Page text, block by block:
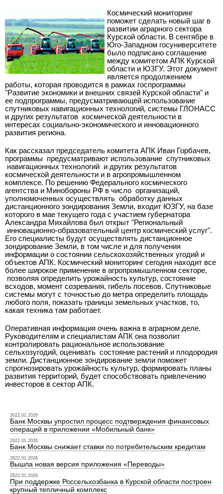
Космический мониторинг
поможет сделать новый шаг в
развитии аграрного сектора
Курской области. В сентябре в
Юго-Западном госуниверситете
было подписано соглашение
между комитетом АПК Курской
области и ЮЗГУ. Этот документ
является продолжением
работы, которая проводится в рамках госпрограммы
"Развитие экономики и внешних связей Курской области" и
ее подпрограммы, предусматривающей использование
спутниковых навигационных технологий, системы ГЛОНАСС
и других результатов космической деятельности в
интересах социально-экономического и инновационного
развития региона.
Как рассказал председатель комитета АПК Иван Горбачев,
программы предусматривают использование спутниковых
навигационных технологий и других результатов
космической деятельности и в агропромышленном
комплексе. По решению Федерального космического
агентства и Минобороны РФ в число организаций,
уполномоченных осуществлять обработку данных
дистанционного зондирования Земли, входит ЮЗГУ, на базе
которого в мае текущего года с участием губернатора
Александра Михайлова был открыт "Региональный
инновационно-образовательный центр космический услуг".
Его специалисты будут осуществлять дистанционное
зондирование Земли, в том числе и для получения
информации о состоянии сельскохозяйственных угодий и
объектов АПК. Космический мониторинг сегодня находит все
более широкое применение в агропромышленном секторе,
позволяя определить урожайность культур, состояние
всходов, момент созревания, гибель посевов. Спутниковые
системы могут с точностью до метра определить площадь
любого поля, показать границы земельных участков, то,
какая техника там работает.
Оперативная информация очень важна в аграрном деле.
Руководителям и специалистам АПК она позволит
контролировать рациональное использование
сельхозугодий, оценивать состояние растений и плодородия
земли. Дистанционное зондирование земли поможет
спрогнозировать урожайность культур, формировать планы
развития территорий, будет способствовать привлечению
инвесторов в сектор АПК.
3022.01.2026
Банк Москвы упростил процесс подтверждения финансовых
операций в приложении «Мобильный банк»
2922.01.2026
Банк Москвы снижает ставки по потребительским кредитам
2822.01.2026
Вышла новая версия приложения «Переводы»
2822.01.2026
При поддержке Россельхозбанка в Курской области построен
крупный тепличный комплекс